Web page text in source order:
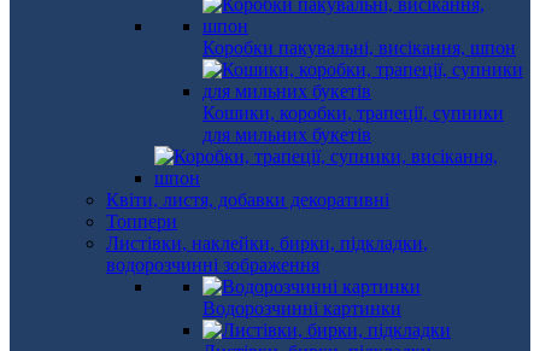
Коробки пакувальні, висікання, шпон
Кошики, коробки, трапеції, супники
для мильних букетів
Квіти, листя, добавки декоративні
Топпери
Листівки, наклейки, бирки, підкладки,
водорозчинні зображення
Водорозчинні картинки